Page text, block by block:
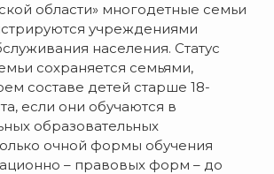
области» многодетные семьи
учреждениями
населения. Статус
сохраняется семьями,
составе детей старше 18-
если они обучаются в
образовательных
очной формы обучения
– правовых форм – до